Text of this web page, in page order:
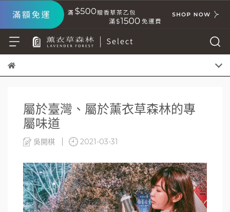
屬於臺灣、屬於薰衣草森林的專
屬味道
吳開棋 2021-03-31